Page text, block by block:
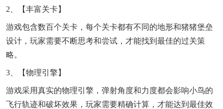
2、【丰富关卡】
游戏包含数百个关卡，每个关卡都有不同的地形和猪猪堡垒
设计，玩家需要不断思考和尝试，才能找到最佳的过关策
略。
3、【物理引擎】
游戏采用真实的物理引擎，弹射角度和力度都会影响小鸟的
飞行轨迹和破坏效果，玩家需要精确计算，才能达到最佳效